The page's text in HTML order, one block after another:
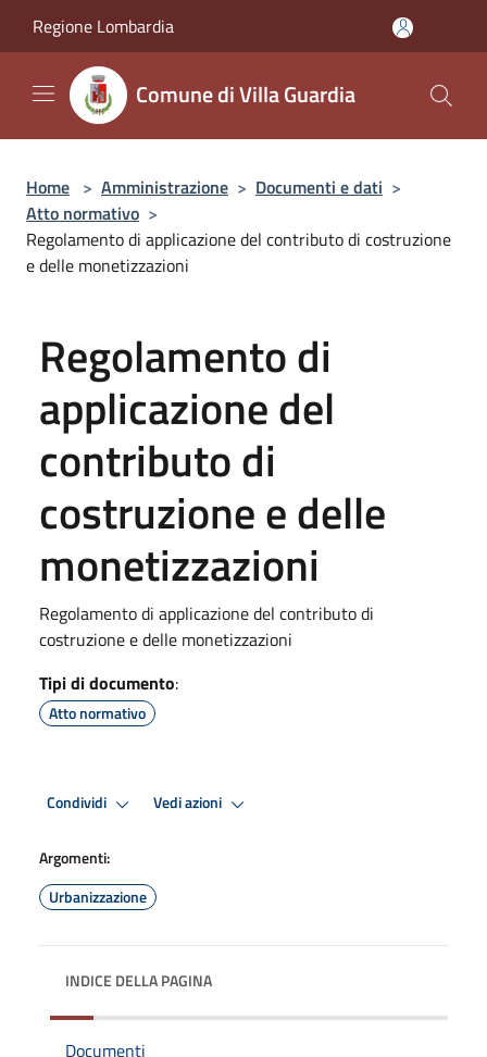
Regione Lombardia
Comune di Villa Guardia
Home > Amministrazione > Documenti e dati >
Atto normativo >
Regolamento di applicazione del contributo di costruzione
e delle monetizzazioni
Regolamento di
applicazione del
contributo di
costruzione e delle
monetizzazioni
Regolamento di applicazione del contributo di
costruzione e delle monetizzazioni
Tipi di documento:
Atto normativo
Condividi Vedi azioni
Argomenti:
Urbanizzazione
INDICE DELLA PAGINA
Documenti